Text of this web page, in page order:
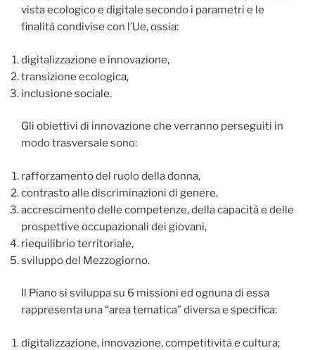
vista ecologico e digitale secondo i parametri e le
finalità condivise con l’Ue, ossia:
digitalizzazione e innovazione,
transizione ecologica,
inclusione sociale.
Gli obiettivi di innovazione che verranno perseguiti in
modo trasversale sono:
rafforzamento del ruolo della donna,
contrasto alle discriminazioni di genere,
accrescimento delle competenze, della capacità e delle
prospettive occupazionali dei giovani,
riequilibrio territoriale,
sviluppo del Mezzogiorno.
Il Piano si sviluppa su 6 missioni ed ognuna di essa
rappresenta una “area tematica” diversa e specifica:
digitalizzazione, innovazione, competitività e cultura;